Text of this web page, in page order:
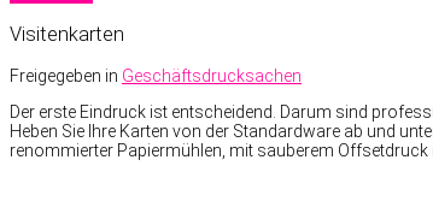
Visitenkarten
Freigegeben in Geschäftsdrucksachen
Der erste Eindruck ist entscheidend. Darum sind
Heben Sie Ihre Karten von der Standardware ab und
renommierter Papiermühlen, mit sauberem